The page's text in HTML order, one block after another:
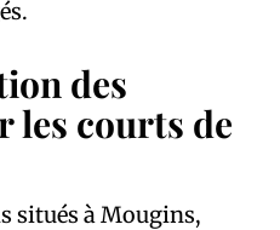
des
les courts de
situés à Mougins,